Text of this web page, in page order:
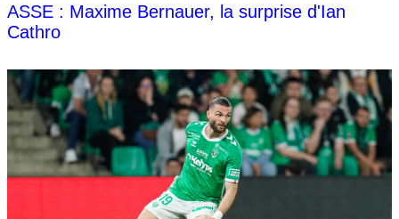
ASSE : Maxime Bernauer, la surprise d'Ian
Cathro